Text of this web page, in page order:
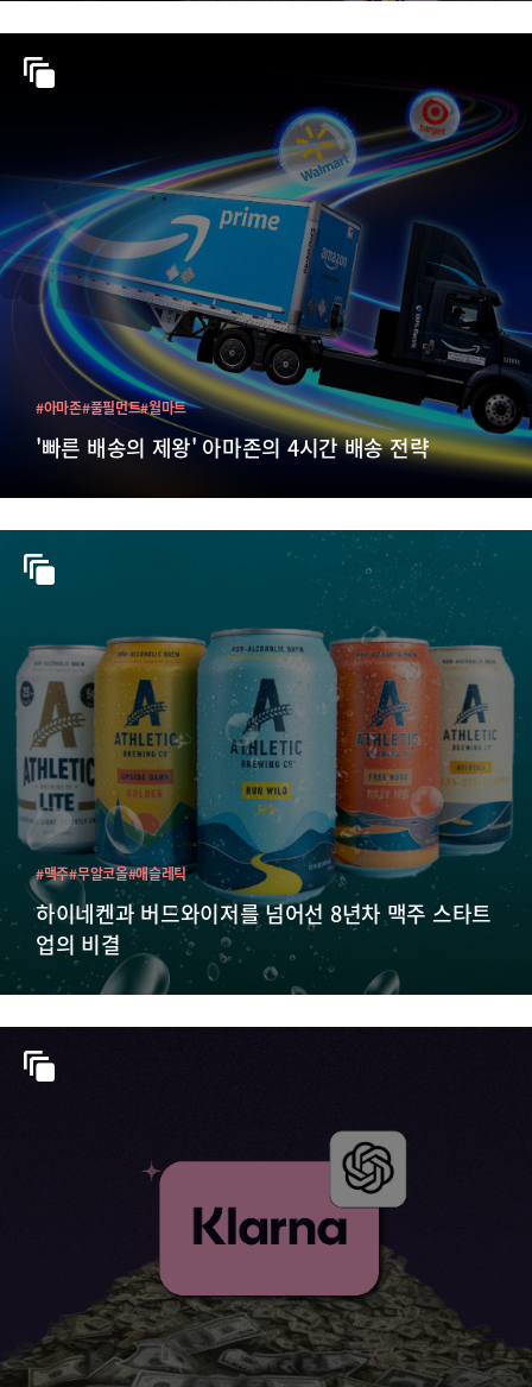
'빠른 배송의 제왕' 아마존의 4시간 배송 전략
#아마존#풀필먼트#월마트
하이네켄과 버드와이저를 넘어선 8년차 맥주 스타트
업의 비결
#맥주#무알코올#애슬레틱